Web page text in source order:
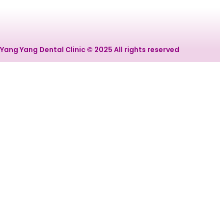
Yang Yang Dental Clinic © 2025 All rights reserved